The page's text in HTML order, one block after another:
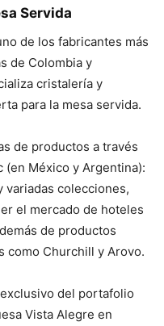
Servida
de los fabricantes más
de Colombia y
cristalería y
para la mesa servida.
de productos a través
(en México y Argentina):
variadas colecciones,
el mercado de hoteles
de productos
como Churchill y Arovo.
del portafolio
Vista Alegre en